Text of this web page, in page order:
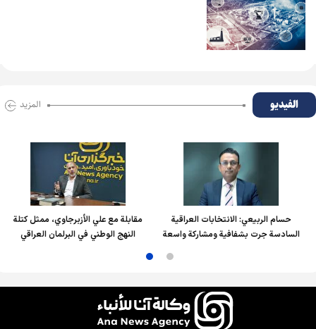
الفیدیو المزید
حسام الربیعي: الانتخابات العراقية
السادسة جرت بشفافية ومشاركة واسعة
مقابلة مع علي الأزبرجاوي، ممثل كتلة
النهج الوطني في البرلمان العراقي